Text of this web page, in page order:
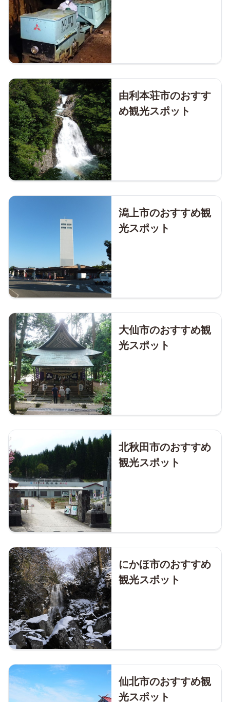
由利本荘市のおすす
め観光スポット
潟上市のおすすめ観
光スポット
大仙市のおすすめ観
光スポット
北秋田市のおすすめ
観光スポット
にかほ市のおすすめ
観光スポット
仙北市のおすすめ観
光スポット